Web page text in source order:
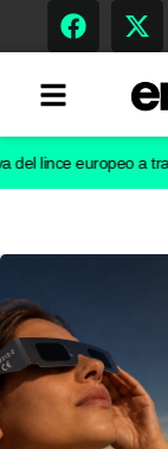
Gastronomía
Escenarios
europeo a través